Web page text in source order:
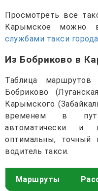
Просмотреть все
Карымское можно
службами такси
Из Бобриково в
Таблица маршрутов
Бобриково
Карымского
временем в
автоматически
оптимальны, точный
водитель такси.
Маршруты